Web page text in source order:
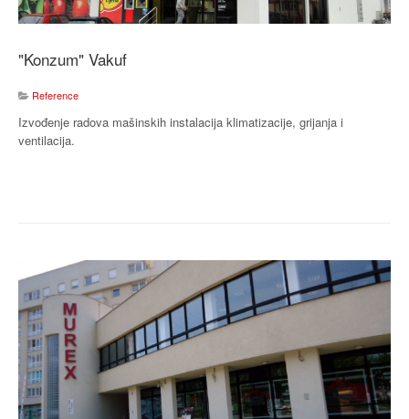
"Konzum" Vakuf
Reference
Izvođenje radova mašinskih instalacija klimatizacije, grijanja i
ventilacija.